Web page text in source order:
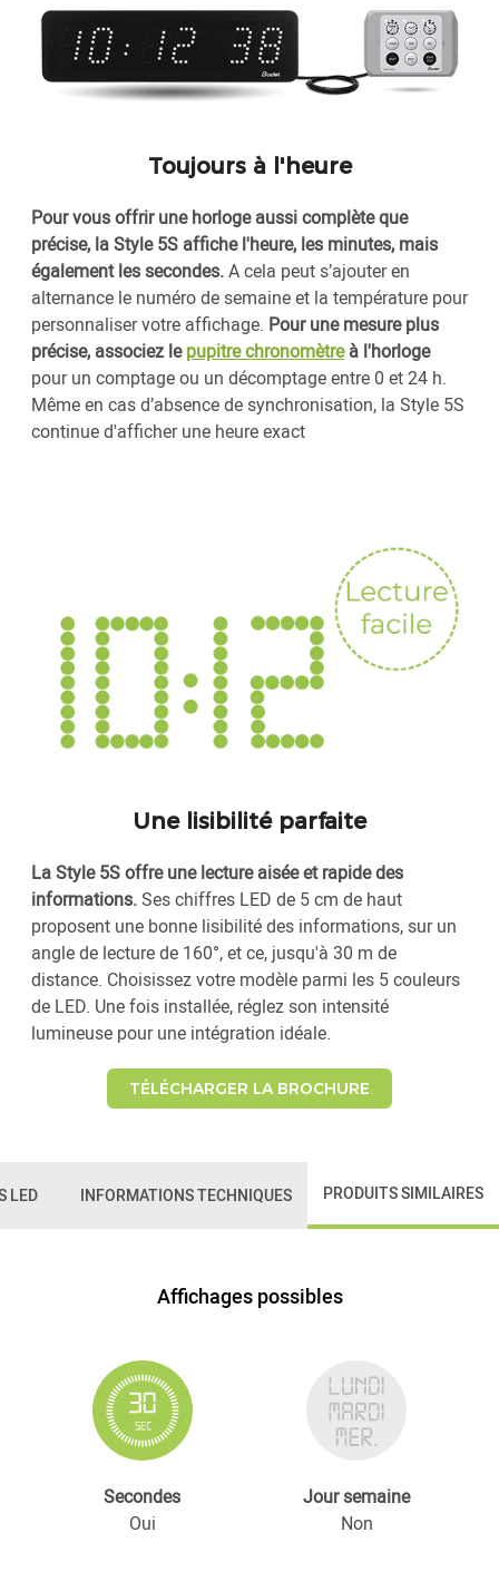
Toujours à l'heure
Pour vous offrir une horloge aussi complète que
précise, la Style 5S affiche l'heure, les minutes, mais
également les secondes.A cela peut s’ajouter en
alternance le numéro de semaine et la température pour
personnaliser votre affichage. Pour une mesure plus
précise, associez lepupitre chronomètreà l'horloge
pour un comptage ou un décomptage entre 0 et 24 h.
Même en cas d’absence de synchronisation, la Style 5S
continue d'afficher une heure exact
Une lisibilité parfaite
La Style 5S offre une lecture aisée et rapide des
informations.Ses chiffres LED de 5 cm de haut
proposent une bonne lisibilité des informations, sur un
angle de lecture de 160°, et ce, jusqu'à 30 m de
distance. Choisissez votre modèle parmi les 5 couleurs
de LED. Une fois installée, réglez son intensité
lumineuse pour une intégration idéale.
TÉLÉCHARGER LA BROCHURE
LED INFORMATIONS TECHNIQUES PRODUITS SIMILAIRES
Affichages possibles
Secondes
Oui
Jour semaine
Non